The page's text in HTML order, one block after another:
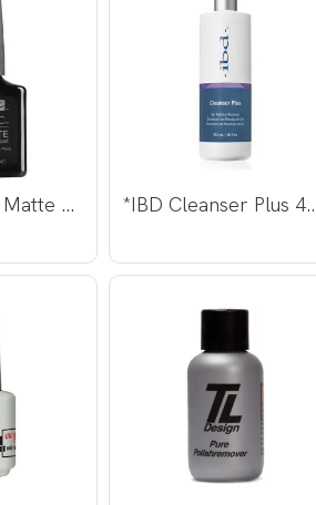
*CND Shellac Matte Top Coat 7,3ml *IBD